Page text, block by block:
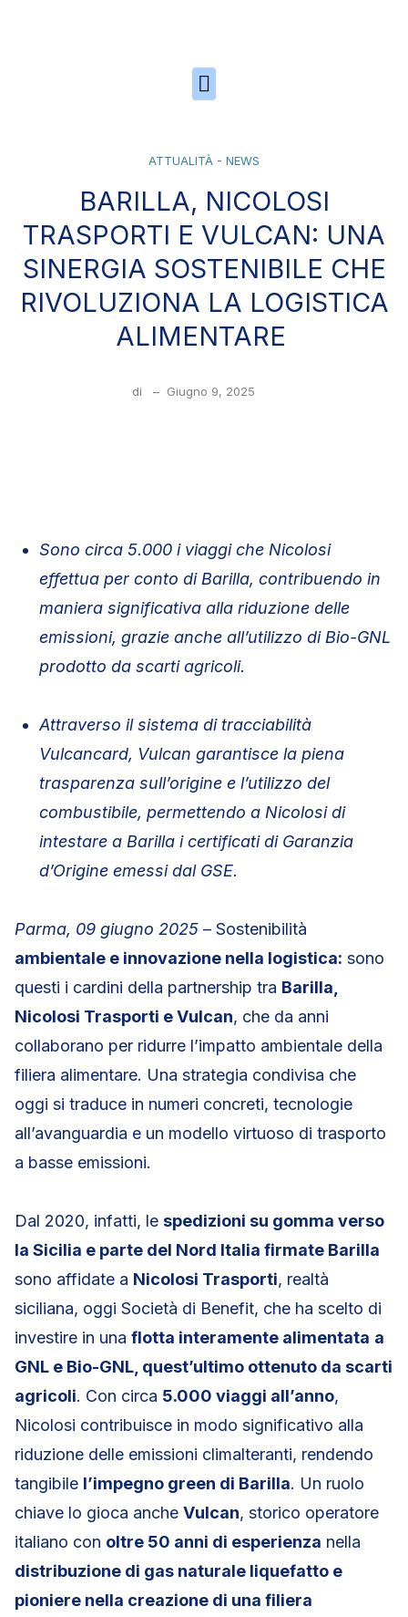
ATTUALITÀ - NEWS
BARILLA, NICOLOSI
TRASPORTI E VULCAN: UNA
SINERGIA SOSTENIBILE CHE
RIVOLUZIONA LA LOGISTICA
ALIMENTARE
di – Giugno 9, 2025
Sono circa 5.000 i viaggi che Nicolosi
effettua per conto di Barilla, contribuendo in
maniera significativa alla riduzione delle
emissioni, grazie anche all’utilizzo di Bio-GNL
prodotto da scarti agricoli.
Attraverso il sistema di tracciabilità
Vulcancard, Vulcan garantisce la piena
trasparenza sull’origine e l’utilizzo del
combustibile, permettendo a Nicolosi di
intestare a Barilla i certificati di Garanzia
d’Origine emessi dal GSE.
Parma, 09 giugno 2025 – Sostenibilità
ambientale e innovazione nella logistica: sono
questi i cardini della partnership tra Barilla,
Nicolosi Trasporti e Vulcan, che da anni
collaborano per ridurre l’impatto ambientale della
filiera alimentare. Una strategia condivisa che
oggi si traduce in numeri concreti, tecnologie
all’avanguardia e un modello virtuoso di trasporto
a basse emissioni.
Dal 2020, infatti, le spedizioni su gomma verso
la Sicilia e parte del Nord Italia firmate Barilla
sono affidate a Nicolosi Trasporti, realtà
siciliana, oggi Società di Benefit, che ha scelto di
investire in una flotta interamente alimentata a
GNL e Bio-GNL, quest’ultimo ottenuto da scarti
agricoli. Con circa 5.000 viaggi all’anno,
Nicolosi contribuisce in modo significativo alla
riduzione delle emissioni climalteranti, rendendo
tangibile l’impegno green di Barilla. Un ruolo
chiave lo gioca anche Vulcan, storico operatore
italiano con oltre 50 anni di esperienza nella
distribuzione di gas naturale liquefatto e
pioniere nella creazione di una filiera